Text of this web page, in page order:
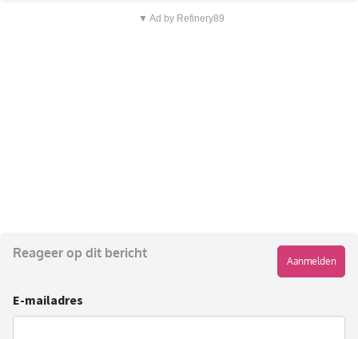
▼ Ad by Refinery89
Reageer op dit bericht
Aanmelden
E-mailadres